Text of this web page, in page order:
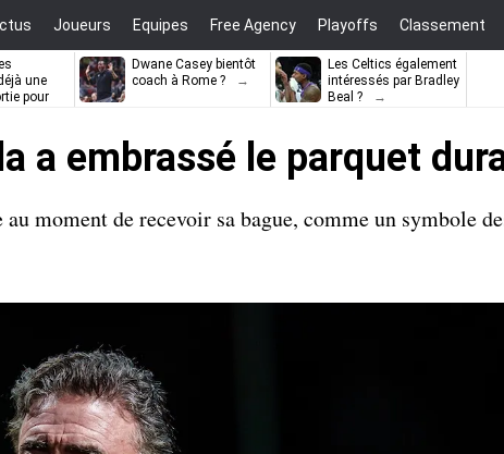
Joueurs Equipes Free Agency Playoffs Classement
une
pour
Dwane Casey bientôt
coach à Rome ?
Les Celtics également
intéressés par Bradley
Beal ?
a embrassé le parquet
moment de recevoir sa bague, comme un symbole